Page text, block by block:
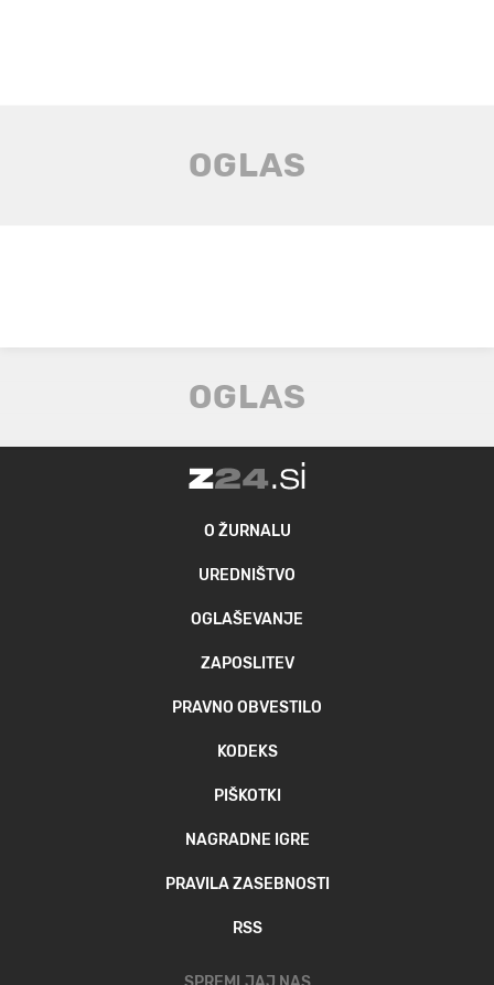
O ŽURNALU
UREDNIŠTVO
OGLAŠEVANJE
ZAPOSLITEV
PRAVNO OBVESTILO
KODEKS
PIŠKOTKI
NAGRADNE IGRE
PRAVILA ZASEBNOSTI
RSS